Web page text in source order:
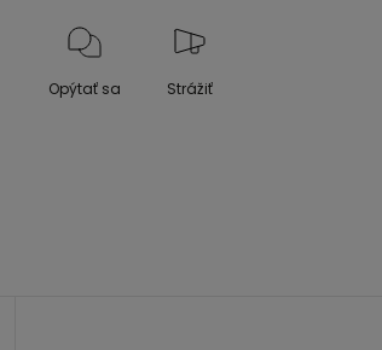
Opýtať sa Strážiť